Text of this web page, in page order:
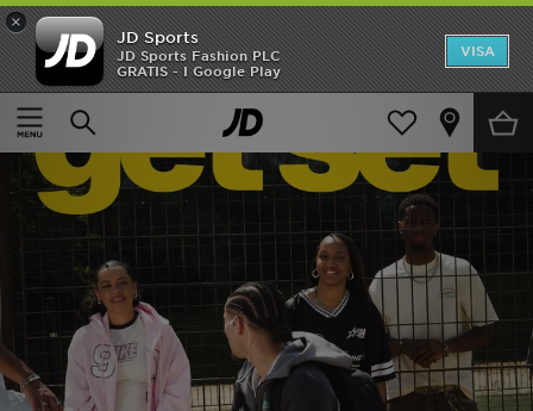
×
JD Sports
JD Sports Fashion PLC
GRATIS - I Google Play
VISA
Hem
Rea
Nyheter
Herr
Barn
Varumärken